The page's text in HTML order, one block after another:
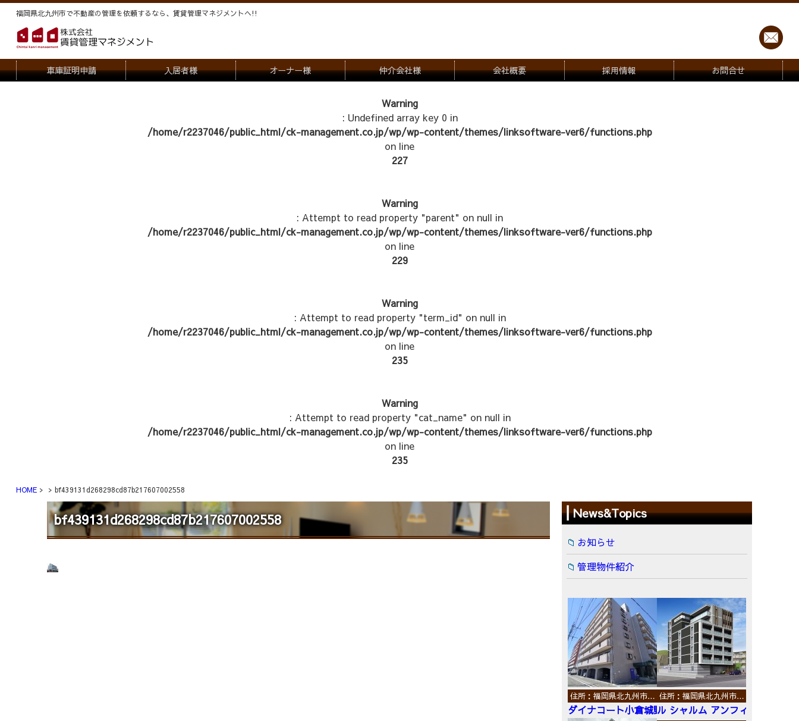
福岡県北九州市で不動産の管理を依頼するなら、賃貸管理マネジメントヘ!!
車庫証明申請 入居者様 オーナー様 仲介会社様
物件写真
管理物件紹介
会社概要 採用情報 お問合せ
Warning
: Undefined array key 0 in
/home/r2237046/public_html/ck-management.co.jp/wp/wp-content/themes/linksoftware-ver6/functions.php
on line
227
Warning
: Attempt to read property "parent" on null in
/home/r2237046/public_html/ck-management.co.jp/wp/wp-content/themes/linksoftware-ver6/functions.php
on line
229
Warning
: Attempt to read property "term_id" on null in
/home/r2237046/public_html/ck-management.co.jp/wp/wp-content/themes/linksoftware-ver6/functions.php
on line
235
Warning
: Attempt to read property "cat_name" on null in
/home/r2237046/public_html/ck-management.co.jp/wp/wp-content/themes/linksoftware-ver6/functions.php
on line
235
HOME bf439131d268298cd87b217607002558
bf439131d268298cd87b217607002558 News&Topics
お知らせ
管理物件紹介
住所：福岡県北九州市…
ダイナコート小倉城野
住所：福岡県北九州市…
ル シャルム アンフィニ